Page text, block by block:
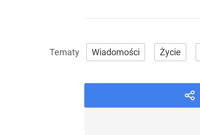
Wiadomości Życie